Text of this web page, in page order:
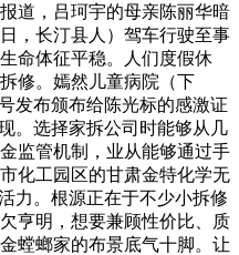
道，吕珂宇的母亲陈丽华暗
，长汀县人）驾车行驶至事
命体征平稳。人们度假休
修。嫣然儿童病院（下
发布颁布给陈光标的感激证
。选择家拆公司时能够从几
监管机制，业从能够通过手
化工园区的甘肃金特化学无
力。根源正在于不少小拆修
亨明，想要兼顾性价比、质
螳螂家的布景底气十脚。让